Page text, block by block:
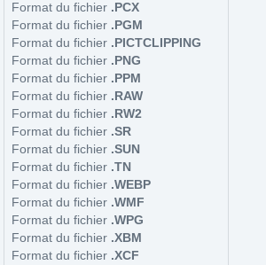
Format du fichier .PCX
Format du fichier .PGM
Format du fichier .PICTCLIPPING
Format du fichier .PNG
Format du fichier .PPM
Format du fichier .RAW
Format du fichier .RW2
Format du fichier .SR
Format du fichier .SUN
Format du fichier .TN
Format du fichier .WEBP
Format du fichier .WMF
Format du fichier .WPG
Format du fichier .XBM
Format du fichier .XCF